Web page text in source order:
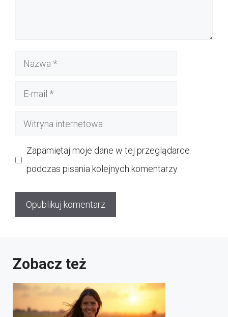
Nazwa
Witryna
Zapamiętaj moje dane w tej przeglądarce
podczas pisania kolejnych komentarzy.
Zobacz też